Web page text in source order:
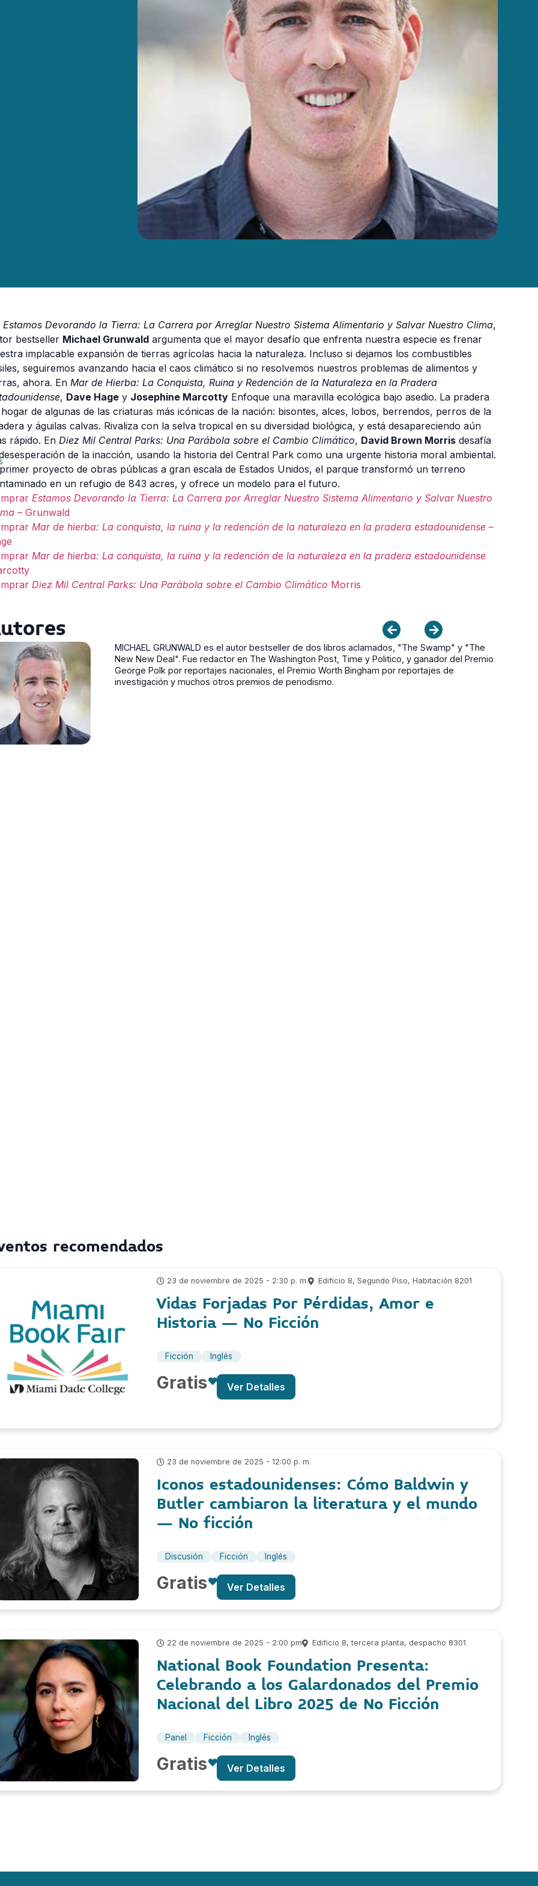
Estamos Devorando la Tierra: La Carrera por Arreglar Nuestro Sistema Alimentario y Salvar Nuestro Clima,
bestseller Michael Grunwald argumenta que el mayor desafío que enfrenta nuestra especie es frenar
implacable expansión de tierras agrícolas hacia la naturaleza. Incluso si dejamos los combustibles
seguiremos avanzando hacia el caos climático si no resolvemos nuestros problemas de alimentos y
ahora. En Mar de Hierba: La Conquista, Ruina y Redención de la Naturaleza en la Pradera
, Dave Hage y Josephine Marcotty Enfoque una maravilla ecológica bajo asedio. La pradera
de algunas de las criaturas más icónicas de la nación: bisontes, alces, lobos, berrendos, perros de la
y águilas calvas. Rivaliza con la selva tropical en su diversidad biológica, y está desapareciendo aún
rápido. En Diez Mil Central Parks: Una Parábola sobre el Cambio Climático, David Brown Morris desafía
de la inacción, usando la historia del Central Park como una urgente historia moral ambiental.
proyecto de obras públicas a gran escala de Estados Unidos, el parque transformó un terreno
en un refugio de 843 acres, y ofrece un modelo para el futuro.
Estamos Devorando la Tierra: La Carrera por Arreglar Nuestro Sistema Alimentario y Salvar Nuestro
– Grunwald
Mar de hierba: La conquista, la ruina y la redención de la naturaleza en la pradera estadounidense –
Mar de hierba: La conquista, la ruina y la redención de la naturaleza en la pradera estadounidense
Diez Mil Central Parks: Una Parábola sobre el Cambio Climático Morris
MICHAEL GRUNWALD es el autor bestseller de dos libros aclamados, "The Swamp" y "The
New New Deal". Fue redactor en The Washington Post, Time y Politico, y ganador del Premio
George Polk por reportajes nacionales, el Premio Worth Bingham por reportajes de
investigación y muchos otros premios de periodismo.
recomendados
23 de noviembre de 2025 - 2:30 p. m. Edificio 8, Segundo Piso, Habitación 8201
Vidas Forjadas Por Pérdidas, Amor e
Historia – No Ficción
Ficción Inglés
Gratis Ver Detalles
23 de noviembre de 2025 - 12:00 p. m.
Iconos estadounidenses: Cómo Baldwin y
Butler cambiaron la literatura y el mundo
– No ficción
Discusión Ficción Inglés
Gratis Ver Detalles
22 de noviembre de 2025 - 2:00 pm Edificio 8, tercera planta, despacho 8301
National Book Foundation Presenta:
Celebrando a los Galardonados del Premio
Nacional del Libro 2025 de No Ficción
Panel Ficción Inglés
Gratis Ver Detalles